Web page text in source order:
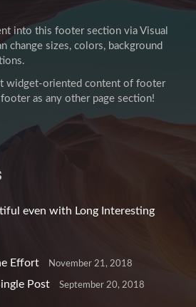
into this footer section via Visual
change sizes, colors, background
widget-oriented content of footer
as any other page section!
even with Long Interesting
Effort November 21, 2018
Post September 20, 2018